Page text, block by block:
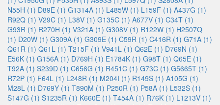
N55H (1) D89E (1) G1314A (1) L485W (1) L159F (1) A437G (1)
R92Q (1) V29C (1) L38V (1) G135C (1) A677V (1) C34T (1)
G93R (1) R270H (1) V321A (1) G308V (1) R122W (1) H2507Q
(1) D20W (1) G309A (1) G309E (1) C59R (1) C416R (1) G71A (1)
Q61R (1) Q61L (1) T215F (1) V941L (1) Q62E (1) D769N (1)
E56K (1) G156A (1) D769H (1) E1784K (1) G98T (1) Q65E (1)
T92A (1) S239D (1) C656G (1) R451C (1) G73C (1) G5665T (1)
R72P (1) F64L (1) L248R (1) M204I (1) R149S (1) A105G (1)
M28L (1) D769Y (1) T890M (1) P250R (1) P58A (1) L532S (1)
S147G (1) S1235R (1) K660E (1) T454A (1) R76K (1) L1213V (1)